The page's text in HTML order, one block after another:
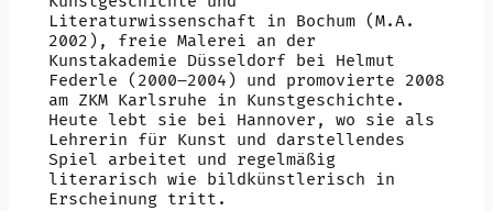
Literaturwissenschaft in Bochum (M.A.
2002), freie Malerei an der
Kunstakademie Düsseldorf bei Helmut
Federle (2000–2004) und promovierte 2008
am ZKM Karlsruhe in Kunstgeschichte.
Heute lebt sie bei Hannover, wo sie als
Lehrerin für Kunst und darstellendes
Spiel arbeitet und regelmäßig
literarisch wie bildkünstlerisch in
Erscheinung tritt.